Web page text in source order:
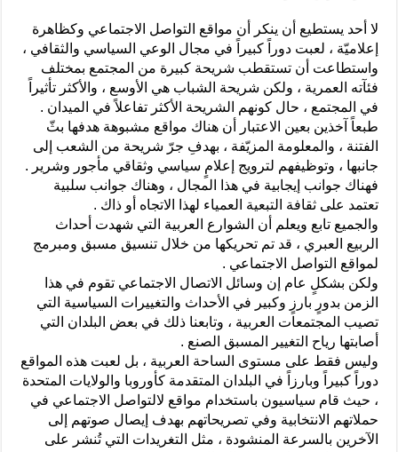
لا أحد يستطيع أن ينكر أن مواقع التواصل الاجتماعي وكظاهرة
إعلاميّة ، لعبت دوراً كبيراً في مجال الوعي السياسي والثقافي ،
واستطاعت أن تستقطب شريحة كبيرة من المجتمع بمختلف
فئآته العمرية ، ولكن شريحة الشباب هي الأوسع ، والأكثر تأثيراً
في المجتمع ، حال كونهم الشريحة الأكثر تفاعلاً في الميدان .
طبعاً آخذين بعين الاعتبار أن هناك مواقع مشبوهة هدفها بثّ
الفتنة ، والمعلومة المزيّفة ، بهدفِ جرّ شريحة من الشعب إلى
جانبها ، وتوظيفهم لترويج إعلامٍ سياسي وثقاقي مأجور وشرير .
فهناك جوانب إيجابية في هذا المجال ، وهناك جوانب سلبية
تعتمد على ثقافة التبعية العمياء لهذا الاتجاه أو ذاك .
والجميع تابع ويعلم أن الشوارع العربية التي شهدت أحداث
الربيع العبري ، قد تم تحريكها من خلال تنسيق مسبق ومبرمج
لمواقع التواصل الاجتماعي .
ولكن بشكلٍ عام إن وسائل الاتصال الاجتماعي تقوم في هذا
الزمن بدورٍ بارزٍ وكبير في الأحداث والتغييرات السياسية التي
تصيب المجتمعات العربية ، وتابعنا ذلك في بعض البلدان التي
أصابتها رياح التغيير المسبق الصنع .
وليس فقط على مستوى الساحة العربية ، بل لعبت هذه المواقع
دوراً كبيراً وبارزاً في البلدان المتقدمة كأوروبا والولايات المتحدة
، حيث قام سياسيون باستخدام مواقع لالتواصل الاجتماعي في
حملاتهم الانتخابية وفي تصريحاتهم بهدف إيصال صوتهم إلى
الآخرين بالسرعة المنشودة ، مثل التغريدات التي تُنشر على